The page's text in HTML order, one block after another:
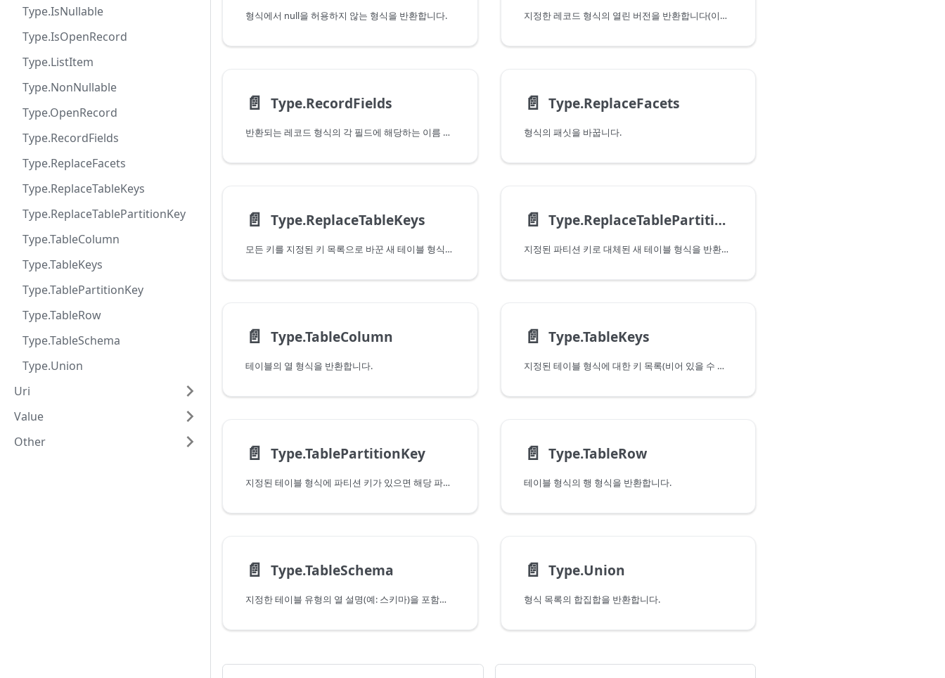
Type.IsNullable
Type.IsOpenRecord
Type.ListItem
Type.NonNullable
Type.OpenRecord
Type.RecordFields
Type.ReplaceFacets
Type.ReplaceTableKeys
Type.ReplaceTablePartitionKey
Type.TableColumn
Type.TableKeys
Type.TablePartitionKey
Type.TableRow
Type.TableSchema
Type.Union
Uri
Value
Other
형식에서 null을 허용하지 않는 형식을 반환합니다. 지정한 레코드 형식의 열린 버전을 반환합니다(이미 열려 있는 경우에는 동일한 형식).
📄️ Type.RecordFields
반환되는 레코드 형식의 각 필드에 해당하는 이름 및 값이 지정되어 있으며 레코드 형식의 필드에 대해 설명하는 레코드를 반환합니다.
📄️ Type.ReplaceFacets
형식의 패싯을 바꿉니다.
📄️ Type.ReplaceTableKeys
모든 키를 지정된 키 목록으로 바꾼 새 테이블 형식을 반환합니다.
📄️ Type.ReplaceTablePartitionKey
지정된 파티션 키로 대체된 새 테이블 형식을 반환합니다.
📄️ Type.TableColumn
테이블의 열 형식을 반환합니다.
📄️ Type.TableKeys
지정된 테이블 형식에 대한 키 목록(비어 있을 수 있음)을 반환합니다.
📄️ Type.TablePartitionKey
지정된 테이블 형식에 파티션 키가 있으면 해당 파티션 키를 반환합니다.
📄️ Type.TableRow
테이블 형식의 행 형식을 반환합니다.
📄️ Type.TableSchema
지정한 테이블 유형의 열 설명(예: 스키마)을 포함하는 테이블을 반환합니다.
📄️ Type.Union
형식 목록의 합집합을 반환합니다.